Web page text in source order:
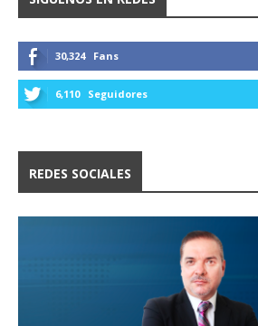
30,324 Fans
6,110 Seguidores
REDES SOCIALES